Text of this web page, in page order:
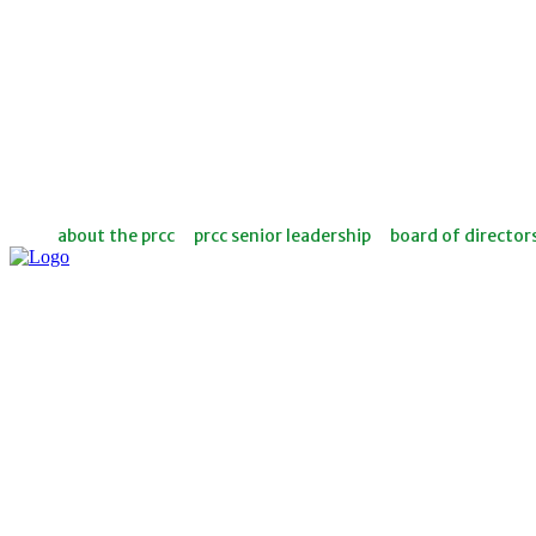
about the prcc prcc senior leadership board of